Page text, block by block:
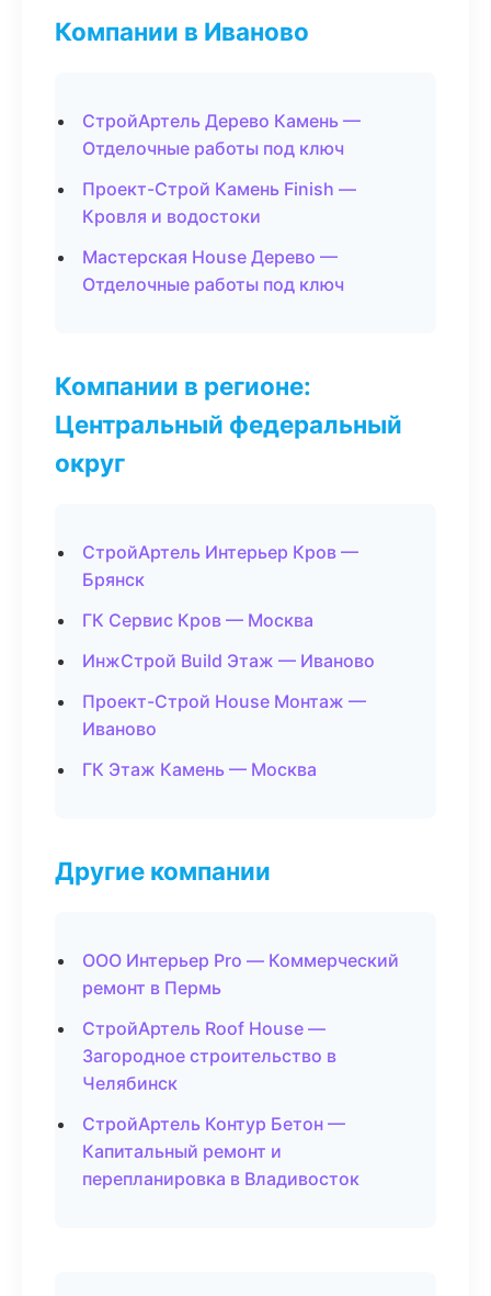
Компании в Иваново
СтройАртель Дерево Камень —
Отделочные работы под ключ
Проект-Строй Камень Finish —
Кровля и водостоки
Мастерская House Дерево —
Отделочные работы под ключ
Компании в регионе:
Центральный федеральный
округ
СтройАртель Интерьер Кров —
Брянск
ГК Сервис Кров — Москва
ИнжСтрой Build Этаж — Иваново
Проект-Строй House Монтаж —
Иваново
ГК Этаж Камень — Москва
Другие компании
ООО Интерьер Pro — Коммерческий
ремонт в Пермь
СтройАртель Roof House —
Загородное строительство в
Челябинск
СтройАртель Контур Бетон —
Капитальный ремонт и
перепланировка в Владивосток